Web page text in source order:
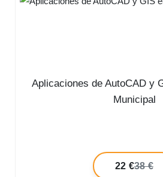
Aplicaciones de AutoCAD y
Municipal
22 €38 €